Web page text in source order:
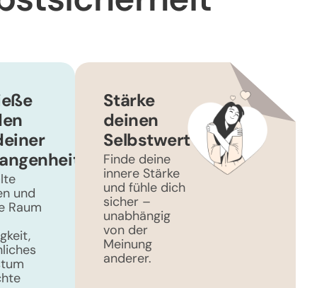
und
Raum
Stärke
deinen
Selbstwert
Finde deine
innere Stärke
und fühle dich
sicher –
unabhängig
von der
Meinung
anderer.